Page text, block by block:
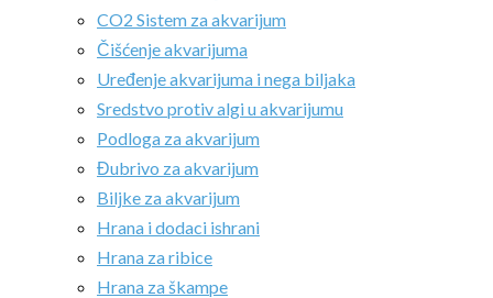
CO2 Sistem za akvarijum
Čišćenje akvarijuma
Uređenje akvarijuma i nega biljaka
Sredstvo protiv algi u akvarijumu
Podloga za akvarijum
Đubrivo za akvarijum
Biljke za akvarijum
Hrana i dodaci ishrani
Hrana za ribice
Hrana za škampe